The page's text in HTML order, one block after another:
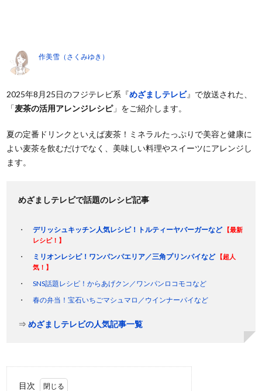
作美雪（さくみゆき）
2025年8月25日のフジテレビ系『めざましテレビ』で放送された、
「麦茶の活用アレンジレシピ」をご紹介します。
夏の定番ドリンクといえば麦茶！ミネラルたっぷりで美容と健康に
よい麦茶を飲むだけでなく、美味しい料理やスイーツにアレンジし
ます。
めざましテレビで話題のレシピ記事
デリッシュキッチン人気レシピ！トルティーヤバーガーなど
【最新
レシピ！】
ミリオンレシピ！ワンパンパエリア／三角プリンパイなど
【超人
気！】
SNS話題レシピ！からあげクン／ワンパンロコモコなど
春の弁当！宝石いちごマシュマロ／ウインナーパイなど
⇒めざましテレビの人気記事一覧
目次